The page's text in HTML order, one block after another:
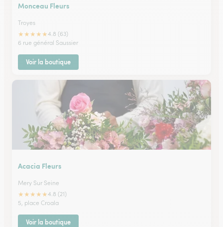
Monceau Fleurs
Troyes
★★★★★4.8 (63)
6 rue général Saussier
Voir la boutique
Acacia Fleurs
Mery Sur Seine
★★★★★4.8 (21)
5, place Croala
Voir la boutique